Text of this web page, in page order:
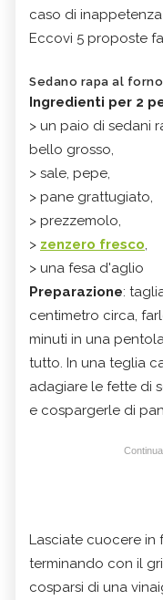
caso di
Eccovi 5 proposte
Sedano rapa al
Ingredienti per 2
> un paio di sedani
bello grosso,
> sale, pepe,
> pane grattugiato,
> prezzemolo,
> zenzero fresco,
> una fesa d'aglio
Preparazione:
centimetro circa,
minuti in una
tutto. In una teglia
adagiare le fette di
e cospargerle di
Lasciate cuocere in
terminando con il
cosparsi di una